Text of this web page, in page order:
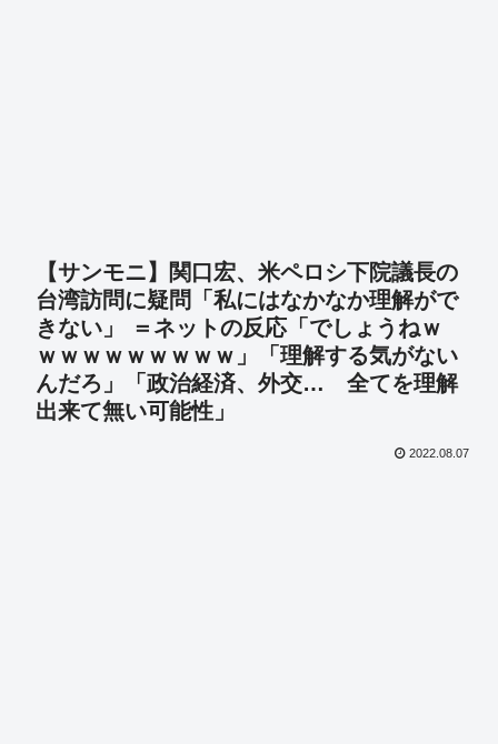
【サンモニ】関口宏、米ペロシ下院議長の
台湾訪問に疑問「私にはなかなか理解がで
きない」 ＝ネットの反応「でしょうねｗ
ｗｗｗｗｗｗｗｗｗ」「理解する気がない
んだろ」「政治経済、外交… 全てを理解
出来て無い可能性」
2022.08.07